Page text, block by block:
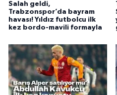
Salah geldi,
Trabzonspor’da bayram
havası! Yıldız futbolcu ilk
kez bordo-mavili formayla